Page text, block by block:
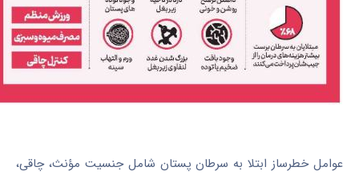
عوامل خطرساز ابتلا به سرطان پستان شامل جنسیت مؤنث، چاقی،